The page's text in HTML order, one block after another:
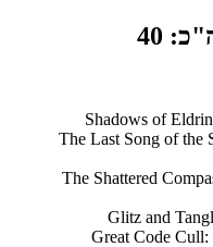
39. The Last Song of
38. The Shattered